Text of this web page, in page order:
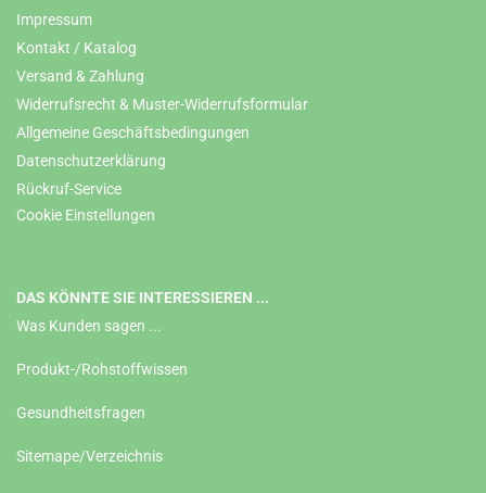
Impressum
Kontakt / Katalog
Versand & Zahlung
Widerrufsrecht & Muster-Widerrufsformular
Allgemeine Geschäftsbedingungen
Datenschutzerklärung
Rückruf-Service
Cookie Einstellungen
DAS KÖNNTE SIE INTERESSIEREN ...
Was Kunden sagen ...
Produkt-/Rohstoffwissen
Gesundheitsfragen
Sitemape/Verzeichnis